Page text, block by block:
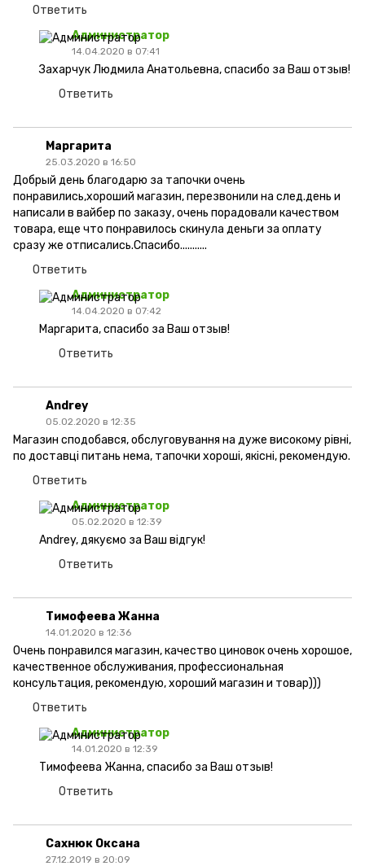
Ответить
Администратор
14.04.2020 в 07:41
Захарчук Людмила Анатольевна, спасибо за Ваш отзыв!
Ответить
Маргарита
25.03.2020 в 16:50
Добрый день благодарю за тапочки очень
понравились,хороший магазин, перезвонили на след.день и
написали в вайбер по заказу, очень порадовали качеством
товара, еще что понравилось скинула деньги за оплату
сразу же отписались.Спасибо...........
Ответить
Администратор
14.04.2020 в 07:42
Маргарита, спасибо за Ваш отзыв!
Ответить
Andrey
05.02.2020 в 12:35
Магазин сподобався, обслуговування на дуже високому рівні,
по доставці питань нема, тапочки хороші, якісні, рекомендую.
Ответить
Администратор
05.02.2020 в 12:39
Andrey, дякуємо за Ваш відгук!
Ответить
Тимофеева Жанна
14.01.2020 в 12:36
Очень понравился магазин, качество циновок очень хорошое,
качественное обслуживания, профессиональная
консультация, рекомендую, хороший магазин и товар)))
Ответить
Администратор
14.01.2020 в 12:39
Тимофеева Жанна, спасибо за Ваш отзыв!
Ответить
Сахнюк Оксана
27.12.2019 в 20:09